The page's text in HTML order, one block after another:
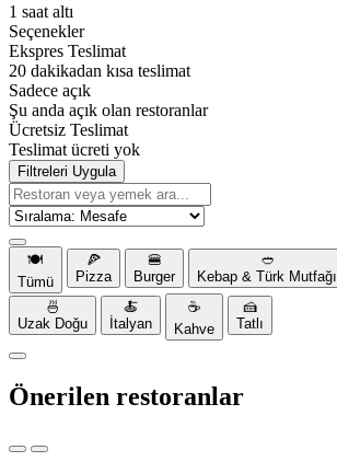
1 saat altı
Seçenekler
Ekspres Teslimat
20 dakikadan kısa teslimat
Sadece açık
Şu anda açık olan restoranlar
Ücretsiz Teslimat
Teslimat ücreti yok
Filtreleri Uygula
🍽️
Tümü
🍕
Pizza
🍔
Burger
🥙
Kebap & Türk Mutfağı
🍜
Uzak Doğu
🍝
İtalyan
☕
Kahve
🍰
Tatlı
Önerilen restoranlar